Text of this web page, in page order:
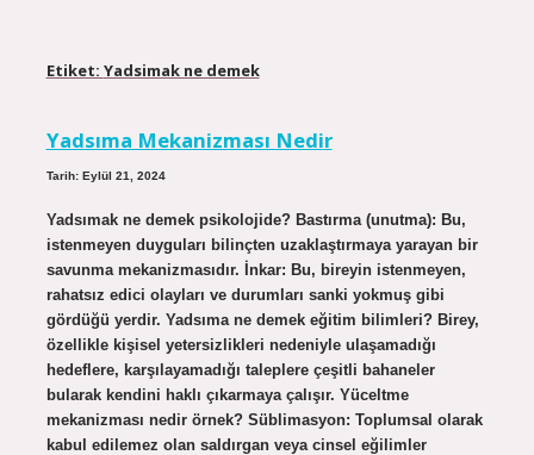
Etiket: Yadsimak ne demek
Yadsıma Mekanizması Nedir
Tarih: Eylül 21, 2024
Yadsımak ne demek psikolojide? Bastırma (unutma): Bu,
istenmeyen duyguları bilinçten uzaklaştırmaya yarayan bir
savunma mekanizmasıdır. İnkar: Bu, bireyin istenmeyen,
rahatsız edici olayları ve durumları sanki yokmuş gibi
gördüğü yerdir. Yadsıma ne demek eğitim bilimleri? Birey,
özellikle kişisel yetersizlikleri nedeniyle ulaşamadığı
hedeflere, karşılayamadığı taleplere çeşitli bahaneler
bularak kendini haklı çıkarmaya çalışır. Yüceltme
mekanizması nedir örnek? Süblimasyon: Toplumsal olarak
kabul edilemez olan saldırgan veya cinsel eğilimler